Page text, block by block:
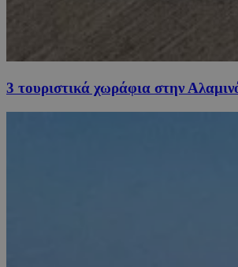
3 τουριστικά χωράφια στην